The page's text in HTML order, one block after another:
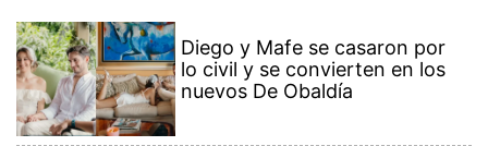
Diego y Mafe se casaron por
lo civil y se convierten en los
nuevos De Obaldía